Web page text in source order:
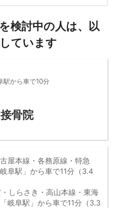
検討中の人は、以
ています
駅から車で10分
骨院
屋本線・各務原線・特急
岐阜駅」から車で11分（3.4
しらさき・高山本線・東海
岐阜駅」から車で11分（3.3